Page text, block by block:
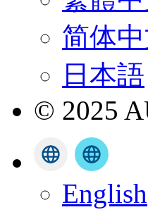
简体
日本語
© 2025
English